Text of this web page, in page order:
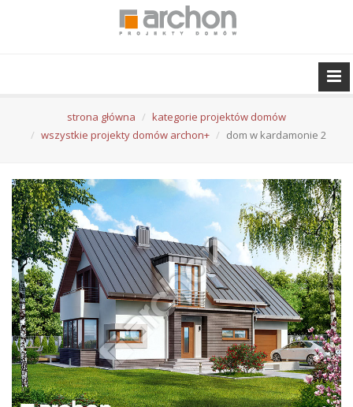
strona główna
kategorie projektów domów
wszystkie projekty domów archon+
dom w kardamonie 2